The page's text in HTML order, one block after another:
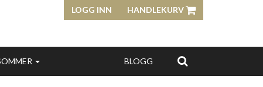
LOGG INN HANDLEKURV
BLOGG